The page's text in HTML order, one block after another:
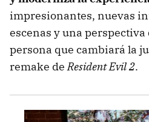
impresionantes, nuevas
escenas y una
persona que cambiará la
remake deResident Evil 2.